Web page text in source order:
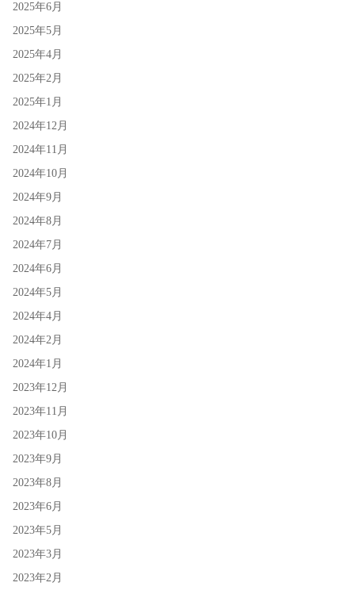
2025年6月
2025年5月
2025年4月
2025年2月
2025年1月
2024年12月
2024年11月
2024年10月
2024年9月
2024年8月
2024年7月
2024年6月
2024年5月
2024年4月
2024年2月
2024年1月
2023年12月
2023年11月
2023年10月
2023年9月
2023年8月
2023年6月
2023年5月
2023年3月
2023年2月